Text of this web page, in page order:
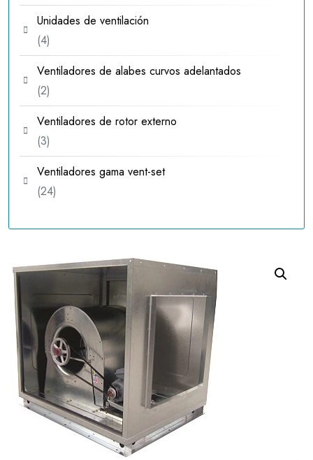
productos
Unidades de ventilación
44
productos
Ventiladores de alabes curvos adelantados
22
productos
Ventiladores de rotor externo
33
productos
Ventiladores gama vent-set
2424